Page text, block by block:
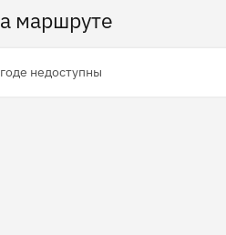
маршруте
недоступны